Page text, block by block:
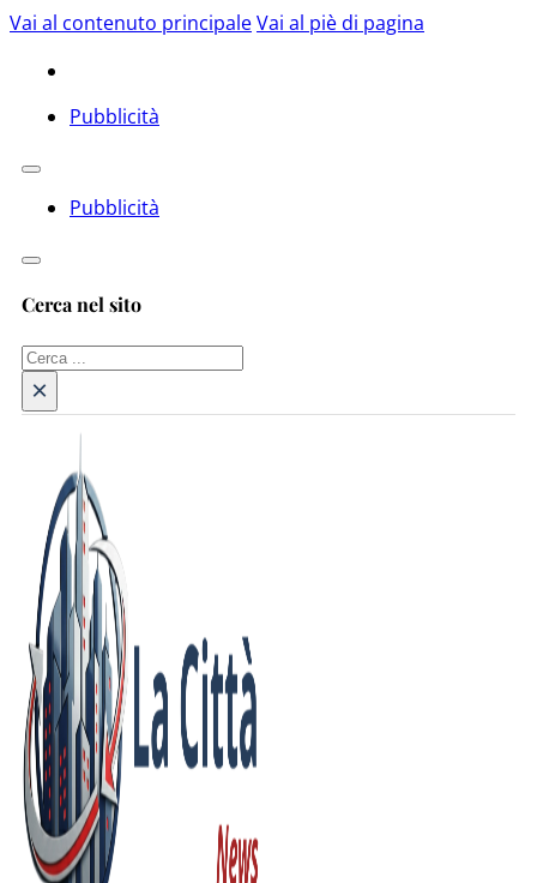
Vai al contenuto principaleVai al piè di pagina
Pubblicità
Pubblicità
Cerca nel sito
Cerca
×